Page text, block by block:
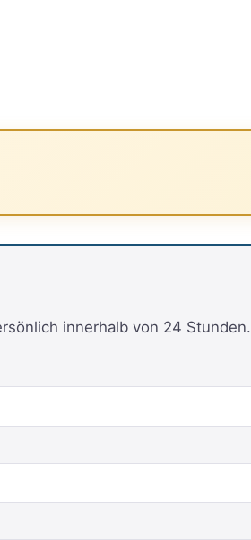
innerhalb von 24 Stunden.